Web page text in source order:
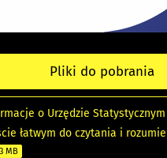
Pliki do pobrania
o Urzędzie
łatwym do czytania i
MB